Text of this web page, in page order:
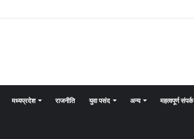
मध्यप्रदेश राजनीति युवा पसंद अन्य महत्वपूर्ण संपर्क